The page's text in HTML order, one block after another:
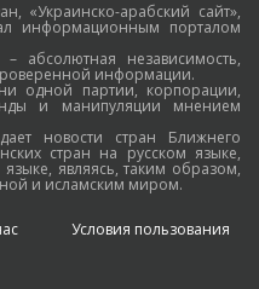
«Украинско-арабский сайт»,
информационным порталом
абсолютная независимость,
информации.
одной партии, корпорации,
и манипуляции мнением
новости стран Ближнего
стран на русском языке,
являясь, таким образом,
и исламским миром.
Условия пользования